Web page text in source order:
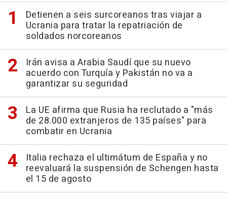
Detienen a seis surcoreanos tras viajar a
Ucrania para tratar la repatriación de
soldados norcoreanos
Irán avisa a Arabia Saudí que su nuevo
acuerdo con Turquía y Pakistán no va a
garantizar su seguridad
La UE afirma que Rusia ha reclutado a "más
de 28.000 extranjeros de 135 países" para
combatir en Ucrania
Italia rechaza el ultimátum de España y no
reevaluará la suspensión de Schengen hasta
el 15 de agosto